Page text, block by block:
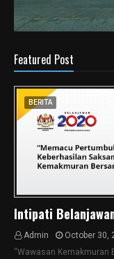
Featured Post
BERITA
Intipati
Admin
October 30,
“Wawasan